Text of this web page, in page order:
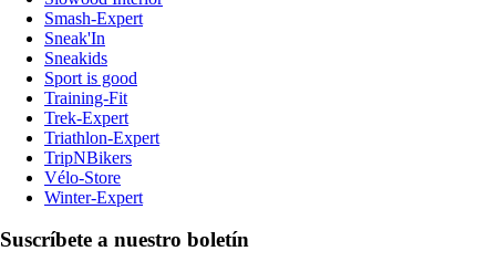
Smash-Expert
Sneak'In
Sneakids
Sport is good
Training-Fit
Trek-Expert
Triathlon-Expert
TripNBikers
Vélo-Store
Winter-Expert
Suscríbete a nuestro boletín